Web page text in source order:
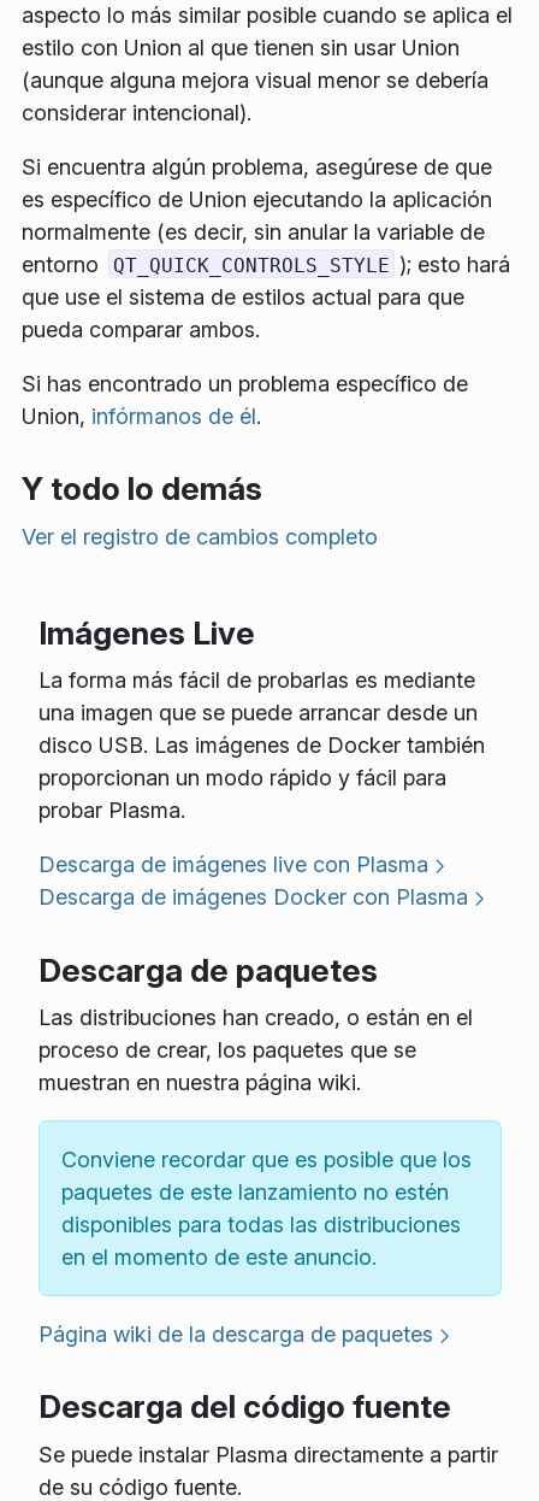
aspecto lo más similar posible cuando se aplica el
estilo con Union al que tienen sin usar Union
(aunque alguna mejora visual menor se debería
considerar intencional).
Si encuentra algún problema, asegúrese de que
es específico de Union ejecutando la aplicación
normalmente (es decir, sin anular la variable de
entorno
QT_QUICK_CONTROLS_STYLE ); esto hará
que use el sistema de estilos actual para que
pueda comparar ambos.
Si has encontrado un problema específico de
Union, infórmanos de él.
Y todo lo demás
Ver el registro de cambios completo
Imágenes Live
La forma más fácil de probarlas es mediante
una imagen que se puede arrancar desde un
disco USB. Las imágenes de Docker también
proporcionan un modo rápido y fácil para
probar Plasma.
Descarga de imágenes live con Plasma
Descarga de imágenes Docker con Plasma
Descarga de paquetes
Las distribuciones han creado, o están en el
proceso de crear, los paquetes que se
muestran en nuestra página wiki.
Conviene recordar que es posible que los
paquetes de este lanzamiento no estén
disponibles para todas las distribuciones
en el momento de este anuncio.
Página wiki de la descarga de paquetes
Descarga del código fuente
Se puede instalar Plasma directamente a partir
de su código fuente.